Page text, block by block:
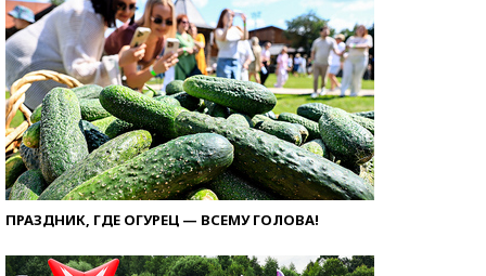
ПРАЗДНИК, ГДЕ ОГУРЕЦ — ВСЕМУ ГОЛОВА!